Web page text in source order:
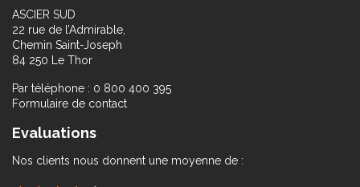
ASCIER SUD
22 rue de l’Admirable,
Chemin Saint-Joseph
84 250 Le Thor
Par téléphone : 0 800 400 395
Formulaire de contact
Evaluations
Nos clients nous donnent une moyenne de :